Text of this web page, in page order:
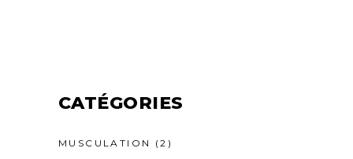
CATÉGORIES
MUSCULATION (2)